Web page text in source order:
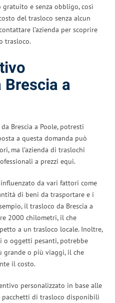
gratuito e senza obbligo, così
del trasloco senza alcun
l’azienda per scoprire
trasloco.
a
Brescia a Poole, potresti
a questa domanda può
ma l’azienda di traslochi
a prezzi equi.
da vari fattori come
di beni da trasportare e i
il trasloco da Brescia a
2000 chilometri, il che
a un trasloco locale. Inoltre,
o oggetti pesanti, potrebbe
grande o più viaggi, il che
il costo.
personalizzato in base alle
pacchetti di trasloco disponibili